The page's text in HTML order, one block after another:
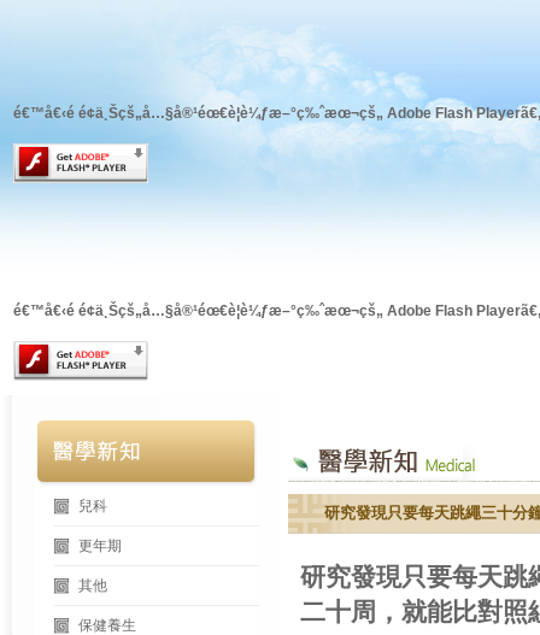
é€™å€‹é é¢ä¸Šçš„å…§å®¹éœ€è¦è¼ƒæ–°ç‰ˆæœ¬çš„ Adobe Flash Playerã€‚
é€™å€‹é é¢ä¸Šçš„å…§å®¹éœ€è¦è¼ƒæ–°ç‰ˆæœ¬çš„ Adobe Flash Playerã€‚
兒科
更年期
其他
保健養生
研究發現只要每天跳繩三十分
研究發現只要每天跳
二十周，就能比對照